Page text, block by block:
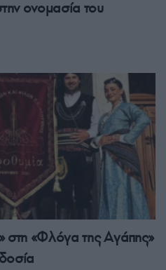
ονομασία του
στη «Φλόγα της Αγάπης»